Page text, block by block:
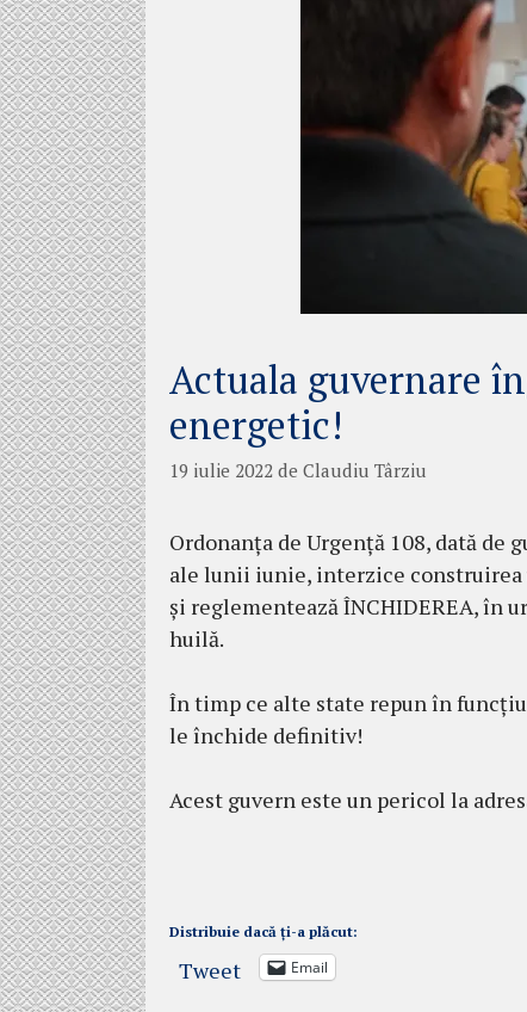
Actuala guvernare
energetic!
19 iulie 2022 de Claudiu Târziu
Ordonanța de Urgență 108, dată
ale lunii iunie, interzice construirea
și reglementează ÎNCHIDEREA, în
huilă.
În timp ce alte state repun în
le închide definitiv!
Acest guvern este un pericol la
Distribuie dacă ți-a plăcut:
Tweet Email